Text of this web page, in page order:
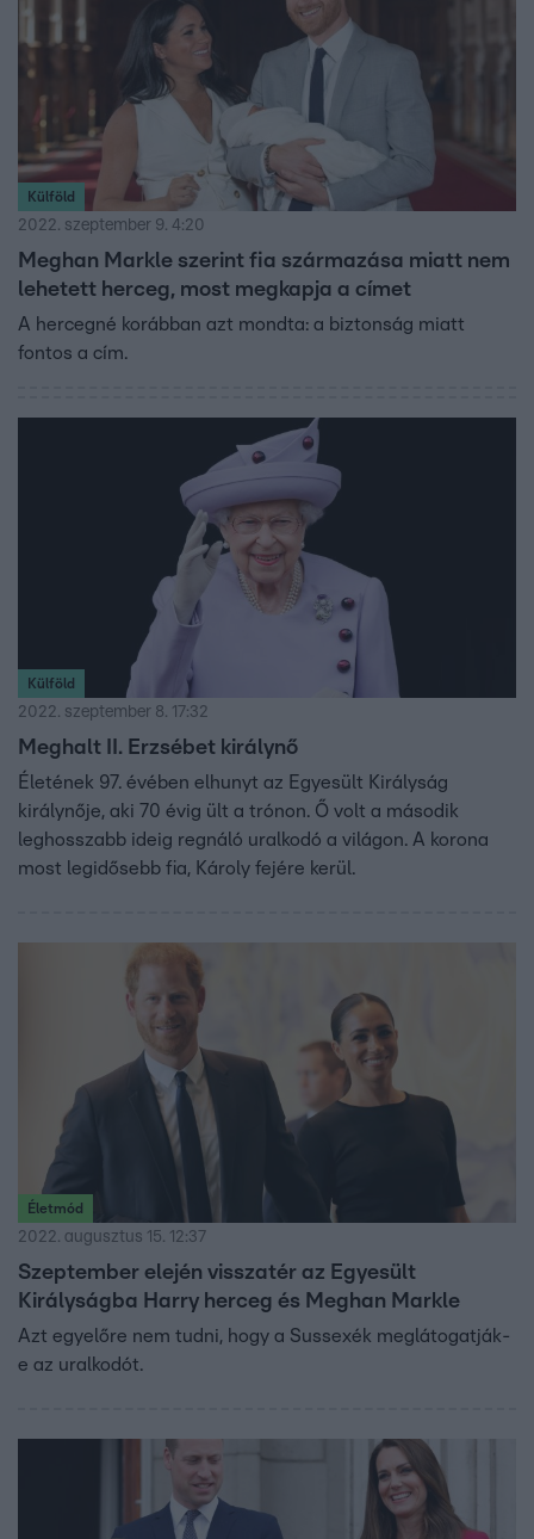
Külföld
2022. szeptember 9. 4:20
Meghan Markle szerint fia származása miatt nem
lehetett herceg, most megkapja a címet
A hercegné korábban azt mondta: a biztonság miatt
fontos a cím.
Külföld
2022. szeptember 8. 17:32
Meghalt II. Erzsébet királynő
Életének 97. évében elhunyt az Egyesült Királyság
királynője, aki 70 évig ült a trónon. Ő volt a második
leghosszabb ideig regnáló uralkodó a világon. A korona
most legidősebb fia, Károly fejére kerül.
Életmód
2022. augusztus 15. 12:37
Szeptember elején visszatér az Egyesült
Királyságba Harry herceg és Meghan Markle
Azt egyelőre nem tudni, hogy a Sussexék meglátogatják-
e az uralkodót.